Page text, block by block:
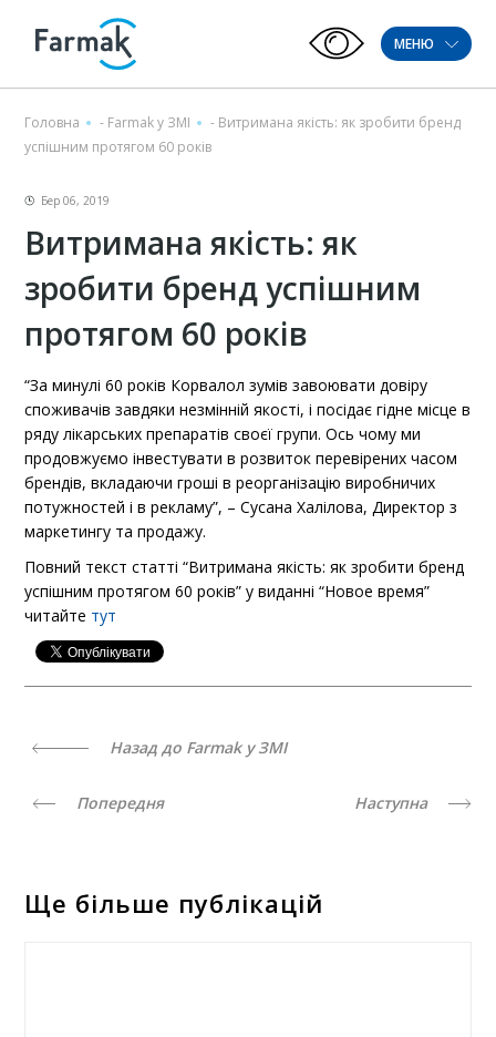
МЕНЮ
Головна - Farmak у ЗМІ - Витримана якість: як зробити бренд
успішним протягом 60 років
Бер 06, 2019
Витримана якість: як
зробити бренд успішним
протягом 60 років
“За минулі 60 років Корвалол зумів завоювати довіру
споживачів завдяки незмінній якості, і посідає гідне місце в
ряду лікарських препаратів своєї групи. Ось чому ми
продовжуємо інвестувати в розвиток перевірених часом
брендів, вкладаючи гроші в реорганізацію виробничих
потужностей і в рекламу”, – Сусана Халілова, Директор з
маркетингу та продажу.
Повний текст статті “Витримана якість: як зробити бренд
успішним протягом 60 років” у виданні “Новое время”
читайте тут
Назад до Farmak у ЗМІ
Попередня Наступна
Ще більше публікацій